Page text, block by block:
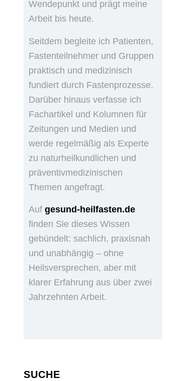
Wendepunkt und prägt meine
Arbeit bis heute.
Seitdem begleite ich Patienten,
Fastenteilnehmer und Gruppen
praktisch und medizinisch
fundiert durch Fastenprozesse.
Darüber hinaus verfasse ich
Fachartikel und Kolumnen für
Zeitungen und Medien und
werde regelmäßig als Experte
zu naturheilkundlichen und
präventivmedizinischen
Themen angefragt.
Aufgesund-heilfasten.de
finden Sie dieses Wissen
gebündelt: sachlich, praxisnah
und unabhängig – ohne
Heilsversprechen, aber mit
klarer Erfahrung aus über zwei
Jahrzehnten Arbeit.
SUCHE